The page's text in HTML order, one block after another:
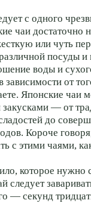
с одного
чаи достаточно
или чуть
посуды и
воды и
от
Японские чаи
закусками — от
до
Короче
с этими чаями,
которое нужно
следует
— секунд